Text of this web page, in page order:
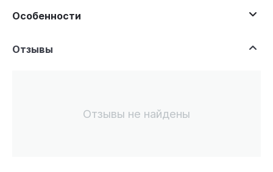
Особенности
Отзывы
Отзывы не найдены